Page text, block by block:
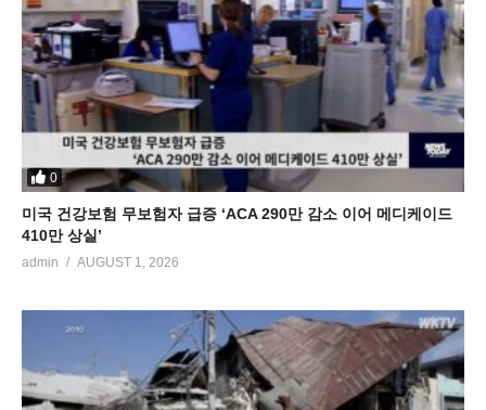
0
미국 건강보험 무보험자 급증 ‘ACA 290만 감소 이어 메디케이드
410만 상실’
admin AUGUST 1, 2026